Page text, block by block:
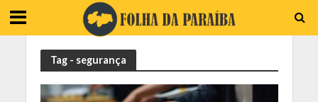
Tag - segurança